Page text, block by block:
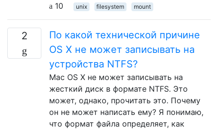
10
unix filesystem mount
2
По какой технической причине
OS X не может записывать на
устройства NTFS?
Mac OS X не может записывать на
жесткий диск в формате NTFS. Это
может, однако, прочитать это. Почему
он не может написать ему? Я понимаю,
что формат файла определяет, как